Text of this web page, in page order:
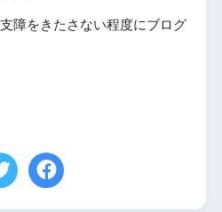
障をきたさない程度にブログ